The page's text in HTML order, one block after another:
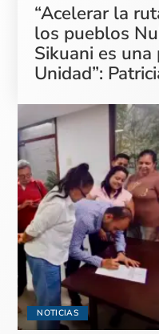
“Acelerar la
los pueblos
Sikuani es
Unidad”:
NOTICIAS